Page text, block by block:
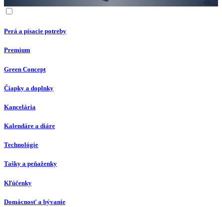
Perá a písacie potreby
Premium
Green Concept
Čiapky a doplnky
Kancelária
Kalendáre a diáre
Technológie
Tašky a peňaženky
Kľúčenky
Domácnosť a bývanie